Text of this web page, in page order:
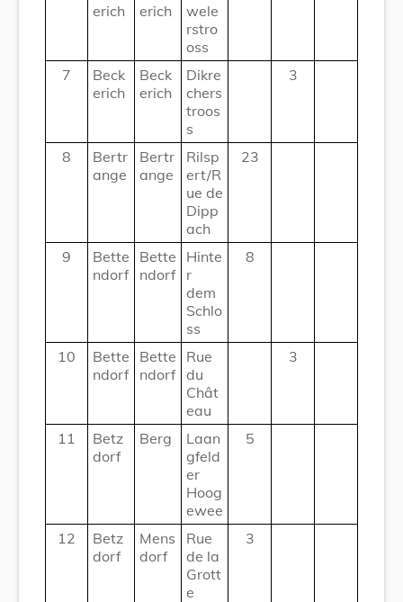
erich
erich
wele
rstro
oss
7
Beck
erich
Beck
erich
Dikre
chers
troos
s
3
8
Bertr
ange
Bertr
ange
Rilsp
ert/R
ue de
Dipp
ach
23
9
Bette
ndorf
Bette
ndorf
Hinte
r
dem
Schlo
ss
8
10
Bette
ndorf
Bette
ndorf
Rue
du
Chât
eau
3
11
Betz
dorf
Berg
Laan
gfeld
er
Hoog
ewee
5
12
Betz
dorf
Mens
dorf
Rue
de la
Grott
e
3